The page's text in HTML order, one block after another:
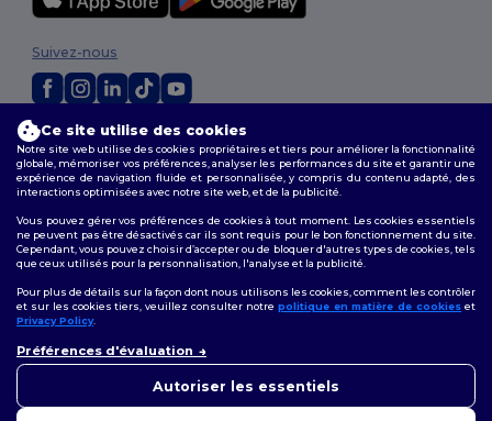
2026. Tous droits réservés
Conditions Générales|Politique de personnalisation | Politique de
Confidentialité|Politique de Cookies|Plan du Site
Suivez-nous
Ce site utilise des cookies
Notre site web utilise des cookies propriétaires et tiers pour améliorer la fonctionnalité
globale, mémoriser vos préférences, analyser les performances du site et garantir une
expérience de navigation fluide et personnalisée, y compris du contenu adapté, des
interactions optimisées avec notre site web, et de la publicité.
Vous pouvez gérer vos préférences de cookies à tout moment. Les cookies essentiels
ne peuvent pas être désactivés car ils sont requis pour le bon fonctionnement du site.
Cependant, vous pouvez choisir d’accepter ou de bloquer d'autres types de cookies, tels
que ceux utilisés pour la personnalisation, l'analyse et la publicité.
Pour plus de détails sur la façon dont nous utilisons les cookies, comment les contrôler
et sur les cookies tiers, veuillez consulter notre politique en matière de cookies et
Privacy Policy.
Préférences d'évaluation
Autoriser les essentiels
pouvez nous contacter à tout